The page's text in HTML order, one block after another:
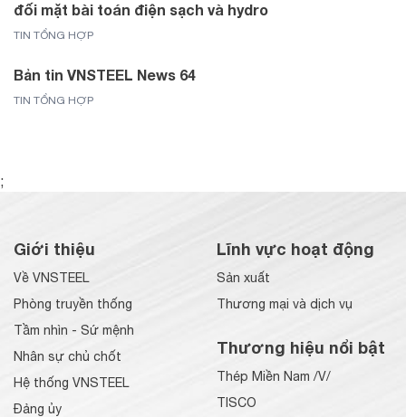
đối mặt bài toán điện sạch và hydro
TIN TỔNG HỢP
Bản tin VNSTEEL News 64
TIN TỔNG HỢP
;
Giới thiệu
Về VNSTEEL
Phòng truyền thống
Tầm nhìn - Sứ mệnh
Nhân sự chủ chốt
Hệ thống VNSTEEL
Đảng ủy
Lĩnh vực hoạt động
Sản xuất
Thương mại và dịch vụ
Thương hiệu nổi bật
Thép Miền Nam /V/
TISCO